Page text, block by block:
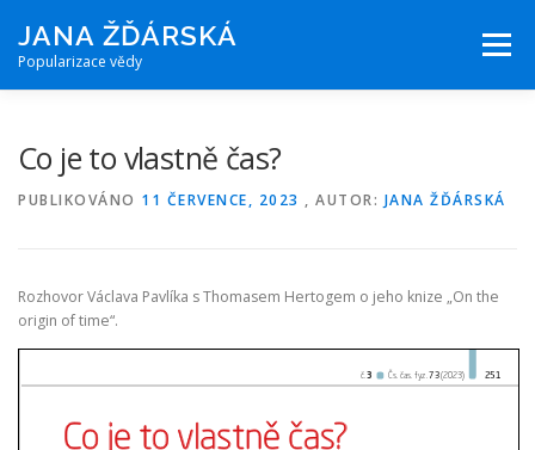
JANA ŽĎÁRSKÁ
Popularizace vědy
Menu
Co je to vlastně čas?
PUBLIKOVÁNO 11 ČERVENCE, 2023 , AUTOR: JANA ŽĎÁRSKÁ
Rozhovor Václava Pavlíka s Thomasem Hertogem o jeho knize „On the
origin of time“.